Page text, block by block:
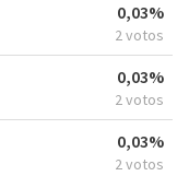
0,03%
2 votos
0,03%
2 votos
0,03%
2 votos